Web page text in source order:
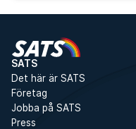
SATS
Det här är SATS
Företag
Jobba på SATS
Press